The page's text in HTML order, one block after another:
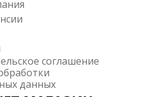
соглашение
данных